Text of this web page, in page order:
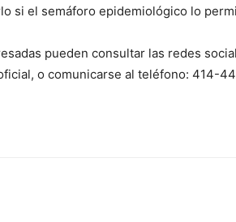
si el semáforo epidemiológico lo
pueden consultar las redes
o comunicarse al teléfono: 414-